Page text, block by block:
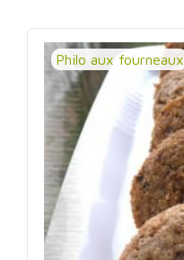
Philo aux fourneaux